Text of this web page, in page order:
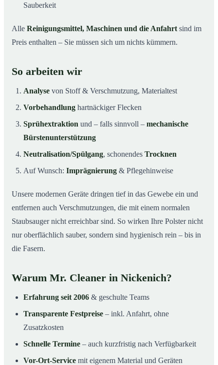
Sauberkeit
Alle Reinigungsmittel, Maschinen und die Anfahrt sind im
Preis enthalten – Sie müssen sich um nichts kümmern.
So arbeiten wir
Analyse von Stoff & Verschmutzung, Materialtest
Vorbehandlung hartnäckiger Flecken
Sprühextraktion und – falls sinnvoll – mechanische
Bürstenunterstützung
Neutralisation/Spülgang, schonendes Trocknen
Auf Wunsch: Imprägnierung & Pflegehinweise
Unsere modernen Geräte dringen tief in das Gewebe ein und
entfernen auch Verschmutzungen, die mit einem normalen
Staubsauger nicht erreichbar sind. So wirken Ihre Polster nicht
nur oberflächlich sauber, sondern sind hygienisch rein – bis in
die Fasern.
Warum Mr. Cleaner in Nickenich?
Erfahrung seit 2006 & geschulte Teams
Transparente Festpreise – inkl. Anfahrt, ohne
Zusatzkosten
Schnelle Termine – auch kurzfristig nach Verfügbarkeit
Vor-Ort-Service mit eigenem Material und Geräten